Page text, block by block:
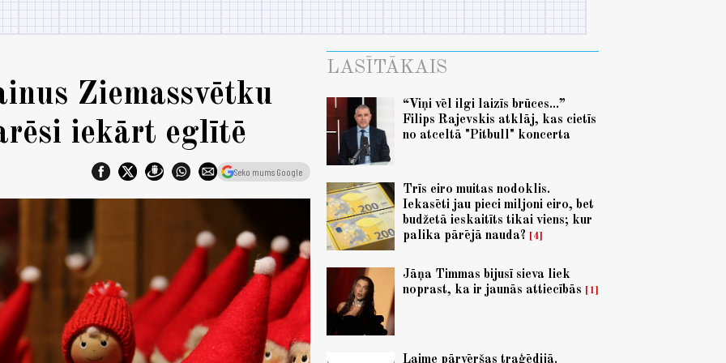
Ziemassvētku
iekārt eglītē
Seko mums Google
LASĪTĀKAIS
“Viņi vēl ilgi laizīs brūces...”
Filips Rajevskis atklāj, kas cietīs
no atceltā "Pitbull" koncerta
Trīs eiro muitas nodoklis.
Iekasēti jau pieci miljoni eiro, bet
budžetā ieskaitīts tikai viens; kur
palika pārējā nauda?
4
Jāņa Timmas bijusī sieva liek
noprast, ka ir jaunās attiecībās
1
Laime pārvēršas traģēdijā.